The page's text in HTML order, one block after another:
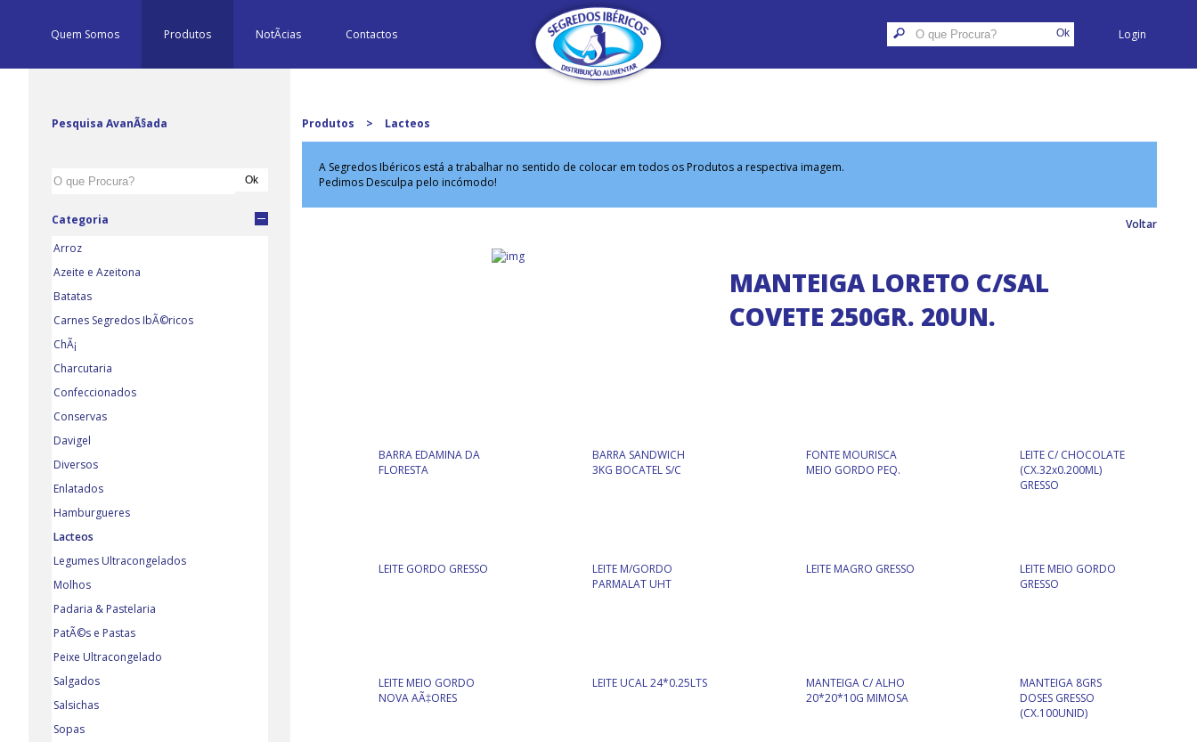
Quem Somos Produtos NotÃ­cias Contactos Login
Pesquisa AvanÃ§ada
Categoria
Arroz
Azeite e Azeitona
Batatas
Carnes Segredos IbÃ©ricos
ChÃ¡
Charcutaria
Confeccionados
Conservas
Davigel
Diversos
Enlatados
Hamburgueres
Lacteos
Legumes Ultracongelados
Molhos
Padaria & Pastelaria
PatÃ©s e Pastas
Peixe Ultracongelado
Salgados
Salsichas
Sopas
Produtos > Lacteos
A Segredos Ibéricos está a trabalhar no sentido de colocar em todos os Produtos a respectiva imagem.
Pedimos Desculpa pelo incómodo!
Voltar
MANTEIGA LORETO C/SAL
COVETE 250GR. 20UN.
BARRA EDAMINA DA
FLORESTA
BARRA SANDWICH
3KG BOCATEL S/C
FONTE MOURISCA
MEIO GORDO PEQ.
LEITE C/ CHOCOLATE
(CX.32x0.200ML)
GRESSO
LEITE GORDO GRESSO
LEITE M/GORDO
PARMALAT UHT
LEITE MAGRO GRESSO
LEITE MEIO GORDO
GRESSO
LEITE MEIO GORDO
NOVA AÃ‡ORES
LEITE UCAL 24*0.25LTS
MANTEIGA C/ ALHO
20*20*10G MIMOSA
MANTEIGA 8GRS
DOSES GRESSO
(CX.100UNID)